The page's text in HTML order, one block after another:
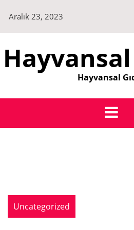
content
Aralık 23, 2023
Hayvansal
Uncategorized